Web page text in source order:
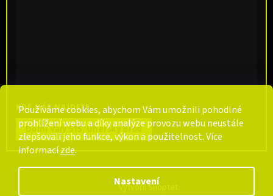
Používáme cookies, abychom Vám umožnili pohodlné
prohlížení webu a díky analýze provozu webu neustále
zlepšovali jeho funkce, výkon a použitelnost. Více
informacízde.
Nastavení
KDE NÁS NAJDETE
Dolní Valy 515, Uherský Brod
Vytvořil Shoptet